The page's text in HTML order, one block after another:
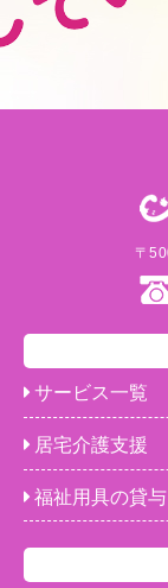
〒
サービス一覧
居宅介護支援
福祉用具の貸